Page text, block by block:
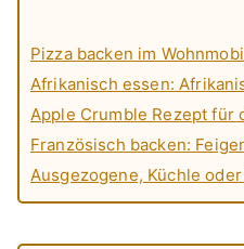
Pizza backen im
Afrikanisch essen:
Apple Crumble Rezept für
Französisch backen:
Ausgezogene, Küchle